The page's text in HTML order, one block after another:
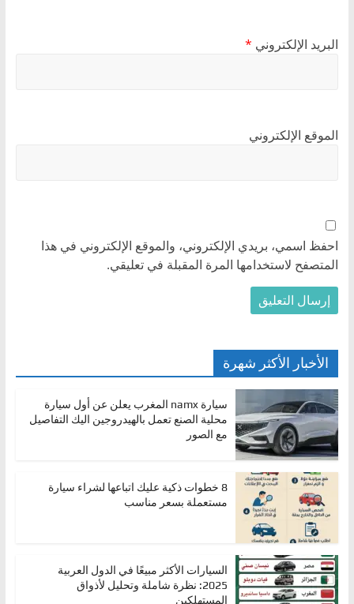
البريد الإلكتروني *
الموقع الإلكتروني
احفظ اسمي، بريدي الإلكتروني، والموقع الإلكتروني في هذا
المتصفح لاستخدامها المرة المقبلة في تعليقي.
الأخبار الأكثر شهرة
سيارة namx المغرب يعلن عن أول سيارة
محلية الصنع تعمل بالهيدروجين اليك التفاصيل
مع الصور
8 خطوات ذكية عليك اتباعها لشراء سيارة
مستعملة بسعر مناسب
السيارات الأكثر مبيعًا في الدول العربية
2025: نظرة شاملة وتحليل لأذواق
المستهلكين